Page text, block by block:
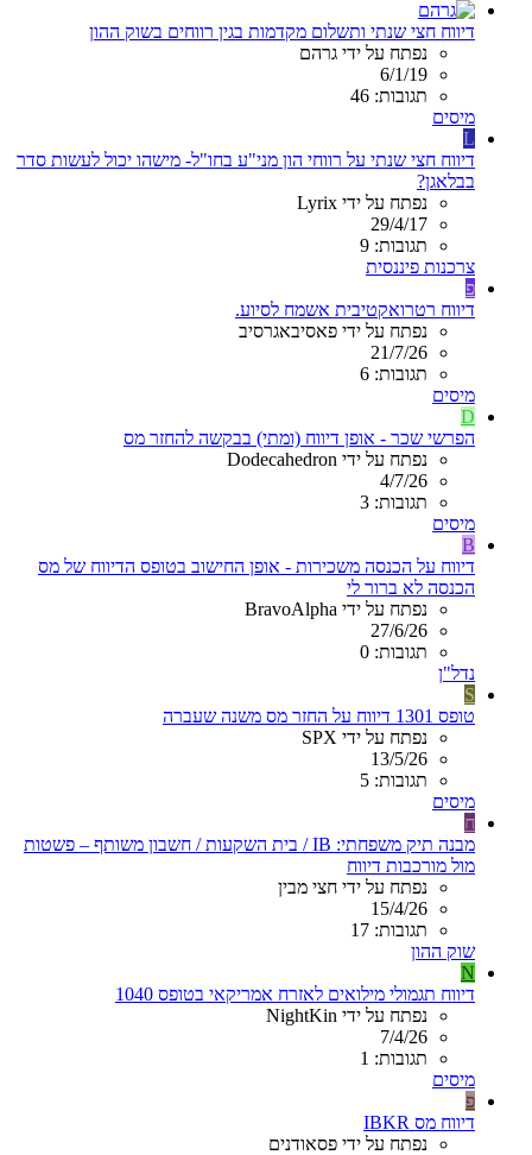
דיווח חצי שנתי ותשלום מקדמות בגין רווחים בשוק ההון
נפתח על ידי גרהם
6/1/19
תגובות: 46
מיסים
L
דיווח חצי שנתי על רווחי הון מני"ע בחו"ל- מישהו יכול לעשות סדר
בבלאגן?
נפתח על ידי Lyrix
29/4/17
תגובות: 9
צרכנות פיננסית
פ
דיווח רטרואקטיבית אשמח לסיוע.
נפתח על ידי פאסיבאגרסיב
21/7/26
תגובות: 6
מיסים
D
הפרשי שכר - אופן דיווח (ומתי) בבקשה להחזר מס
נפתח על ידי Dodecahedron
4/7/26
תגובות: 3
מיסים
B
דיווח על הכנסה משכירות - אופן החישוב בטופס הדיווח של מס
הכנסה לא ברור לי
נפתח על ידי BravoAlpha
27/6/26
תגובות: 0
נדל"ן
S
טופס 1301 דיווח על החזר מס משנה שעברה
נפתח על ידי SPX
13/5/26
תגובות: 5
מיסים
ח
מבנה תיק משפחתי: IB / בית השקעות / חשבון משותף – פשטות
מול מורכבות דיווח
נפתח על ידי חצי מבין
15/4/26
תגובות: 17
שוק ההון
N
דיווח תגמולי מילואים לאזרח אמריקאי בטופס 1040
נפתח על ידי NightKin
7/4/26
תגובות: 1
מיסים
פ
דיווח מס IBKR
נפתח על ידי פסאודנים